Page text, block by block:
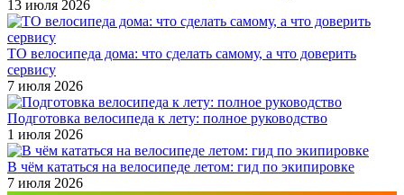
13 июля 2026
ТО велосипеда дома: что сделать самому, а что доверить
сервису
7 июля 2026
Подготовка велосипеда к лету: полное руководство
1 июля 2026
В чём кататься на велосипеде летом: гид по экипировке
7 июля 2026